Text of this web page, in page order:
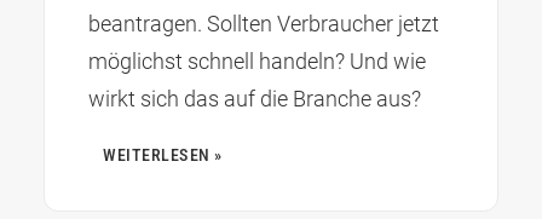
beantragen. Sollten Verbraucher jetzt
möglichst schnell handeln? Und wie
wirkt sich das auf die Branche aus?
WEITERLESEN »